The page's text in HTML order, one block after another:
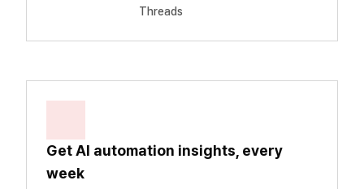
Threads
Get AI automation insights, every
week